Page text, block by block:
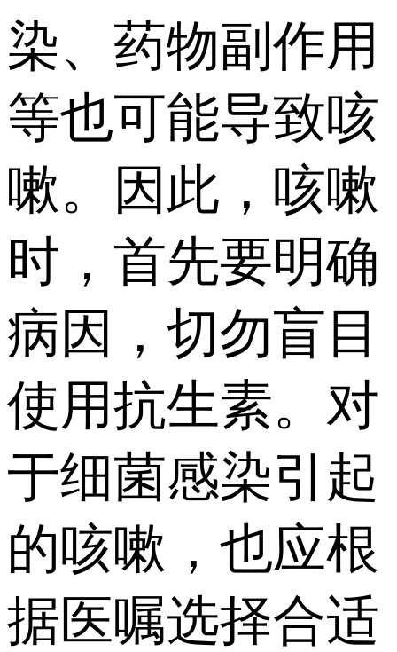
染、药物副作用
等也可能导致咳
嗽。因此，咳嗽
时，首先要明确
病因，切勿盲目
使用抗生素。对
于细菌感染引起
的咳嗽，也应根
据医嘱选择合适